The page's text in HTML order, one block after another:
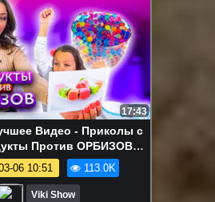
17:43
Видео - Приколы с
Против ОРБИЗОВ
против Мамы Challenge
/ Вики Шоу
06 10:51 113.0K
Viki Show